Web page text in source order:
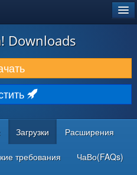
Downloads
Загрузки Расширения
требования ЧаВо(FAQs)